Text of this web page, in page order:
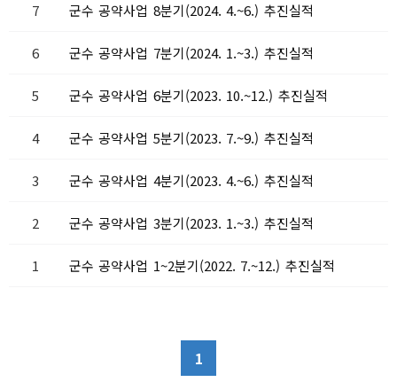
7 군수 공약사업 8분기(2024. 4.~6.) 추진실적
6 군수 공약사업 7분기(2024. 1.~3.) 추진실적
5 군수 공약사업 6분기(2023. 10.~12.) 추진실적
4 군수 공약사업 5분기(2023. 7.~9.) 추진실적
3 군수 공약사업 4분기(2023. 4.~6.) 추진실적
2 군수 공약사업 3분기(2023. 1.~3.) 추진실적
1 군수 공약사업 1~2분기(2022. 7.~12.) 추진실적
1